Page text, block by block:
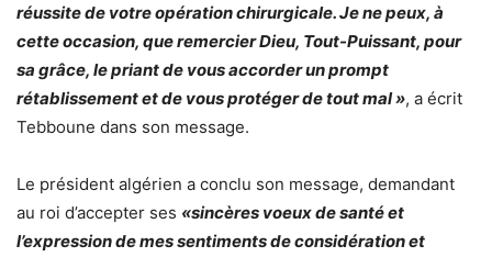
réussite de votre opération chirurgicale. Je ne peux, à
cette occasion, que remercier Dieu, Tout-Puissant, pour
sa grâce, le priant de vous accorder un prompt
rétablissement et de vous protéger de tout mal », a écrit
Tebboune dans son message.
Le président algérien a conclu son message, demandant
au roi d’accepter ses «sincères voeux de santé et
l’expression de mes sentiments de considération et